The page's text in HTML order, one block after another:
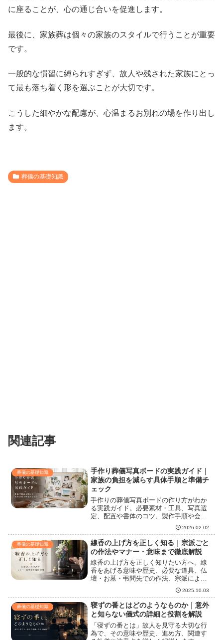
に座ることが、心の通じ合いを促進します。
最後に、家族葬は個々の家族のスタイルで行うことが重要
です。
一般的な慣習に縛られすぎず、故人や残された家族にとっ
て最も落ち着く形を選ぶことが大切です。
こうした細やかな配慮が、心温まるお別れの場を作り出し
ます。
葬儀の基礎知識
関連記事
葬儀の基礎知識
手作り葬儀写真ボードの実践ガイド｜
家族の負担を減らす具体手順と準備チ
ェック
手作りの葬儀写真ボードの作り方がわか
る実践ガイド。必要素材・工具、写真選
定、配置や書体のコツ、製作手順や会場
設置、搬入・保管の注意点まで丁寧に解
説。シンプル型〜コラージュ・立体・デ
ジタル連動型別のデザイン例、家族で進
める収集フローや締切のテンプレ付きで
負担を減らします。搬入チェックリスト
と短時間でできる工夫も紹介。
2026.02.02
葬儀の基礎知識
線香の上げ方を正しく知る｜宗派ごと
の作法やマナー・意味まで徹底解説
線香の上げ方を正しく知りたい方へ。線
香をあげる意味や歴史、必要な道具、仏
壇・お墓・弔問先での作法、宗派による
違いまで、線香の上げ方に関する基本か
らマナーまでを丁寧に解説します。初め
てでも安心して故人を偲ぶためのポイン
トが分かります。
2025.10.03
葬儀の基礎知識
寝ずの番とはどのようなものか｜意外
と知らない儀式の詳細と役割を解説
「寝ずの番とは」故人を見守る大切な行
為で、その意味や歴史、進め方、関連す